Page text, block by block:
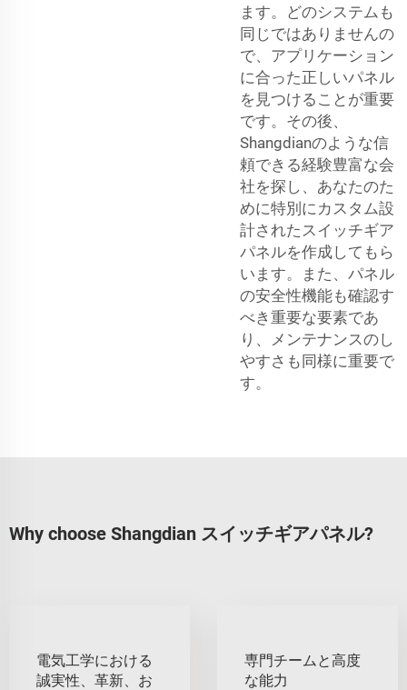
ます。どのシステムも
同じではありませんの
で、アプリケーション
に合った正しいパネル
を見つけることが重要
です。その後、
Shangdianのような信
頼できる経験豊富な会
社を探し、あなたのた
めに特別にカスタム設
計されたスイッチギア
パネルを作成してもら
います。また、パネル
の安全性機能も確認す
べき重要な要素であ
り、メンテナンスのし
やすさも同様に重要で
す。
Why choose Shangdian スイッチギアパネル?
電気工学における
誠実性、革新、お
専門チームと高度
な能力